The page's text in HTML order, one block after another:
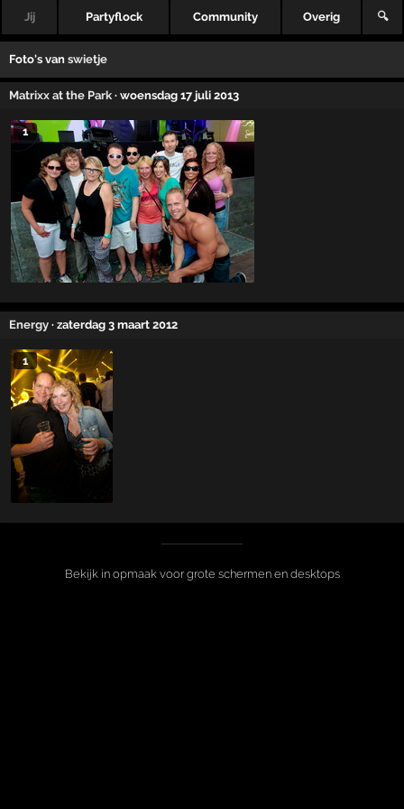
Jij Partyflock Community Overig 🔍
Foto's vanswietje
Matrixx at the Park · woensdag 17 juli 2013
1
Energy · zaterdag 3 maart 2012
1
Bekijk in opmaak voor grote schermen en desktops